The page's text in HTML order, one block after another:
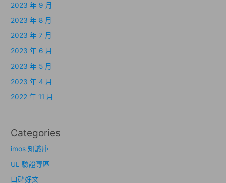
2023 年 9 月
2023 年 8 月
2023 年 7 月
2023 年 6 月
2023 年 5 月
2023 年 4 月
2022 年 11 月
Categories
imos 知識庫
UL 驗證專區
口碑好文